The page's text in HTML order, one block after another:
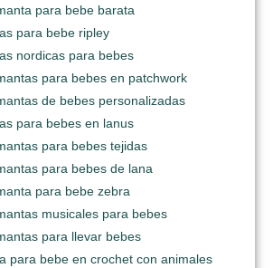
para bebe barata
para bebe ripley
nordicas para bebes
para bebes en patchwork
de bebes personalizadas
para bebes en lanus
para bebes tejidas
para bebes de lana
para bebe zebra
musicales para bebes
para llevar bebes
para bebe en crochet con animales